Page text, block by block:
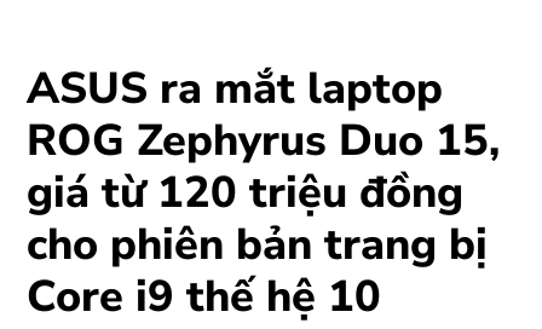
ASUS ra mắt laptop
ROG Zephyrus Duo 15,
giá từ 120 triệu đồng
cho phiên bản trang bị
Core i9 thế hệ 10